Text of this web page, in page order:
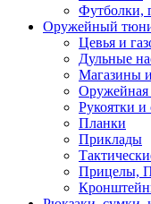
Футболки,
Оружейный
Цевья и
Дульные
Магазины
Оружейная
Рукоятки
Планки
Приклады
Прицелы,